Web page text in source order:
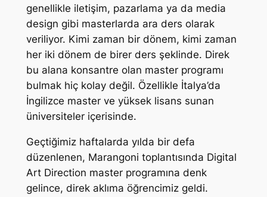
genellikle iletişim, pazarlama ya da media
design gibi masterlarda ara ders olarak
veriliyor. Kimi zaman bir dönem, kimi zaman
her iki dönem de birer ders şeklinde. Direk
bu alana konsantre olan master programı
bulmak hiç kolay değil. Özellikle İtalya’da
İngilizce master ve yüksek lisans sunan
üniversiteler içerisinde.
Geçtiğimiz haftalarda yılda bir defa
düzenlenen, Marangoni toplantısında Digital
Art Direction master programına denk
gelince, direk aklıma öğrencimiz geldi.